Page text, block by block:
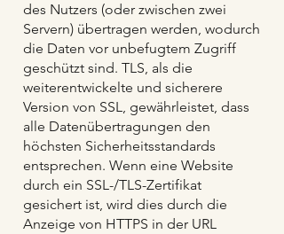
des Nutzers (oder zwischen zwei
Servern) übertragen werden, wodurch
die Daten vor unbefugtem Zugriff
geschützt sind. TLS, als die
weiterentwickelte und sicherere
Version von SSL, gewährleistet, dass
alle Datenübertragungen den
höchsten Sicherheitsstandards
entsprechen. Wenn eine Website
durch ein SSL-/TLS-Zertifikat
gesichert ist, wird dies durch die
Anzeige von HTTPS in der URL